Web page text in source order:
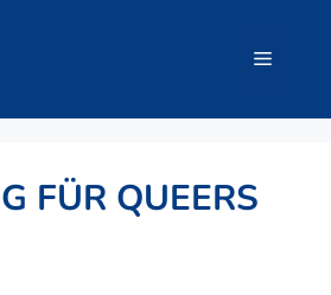
Menü
FÜR QUEERS